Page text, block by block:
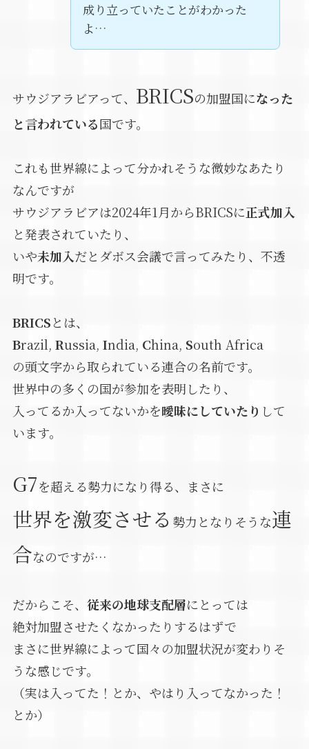
成り立っていたことがわかった
よ…
サウジアラビアって、 BRICSの加盟国になった
と言われている国です。
これも世界線によって分かれそうな微妙なあたり
なんですが
サウジアラビアは2024年1月からBRICSに正式加入
と発表されていたり、
いや未加入だとダボス会議で言ってみたり、不透
明です。
BRICSとは、
Brazil, Russia, India, China, South Africa
の頭文字から取られている連合の名前です。
世界中の多くの国が参加を表明したり、
入ってるか入ってないかを曖昧にしていたり して
います。
G7を超える勢力になり得る、まさに
世界を激変させる 勢力となりそうな連
合なのですが…
だからこそ、 従来の地球支配層にとっては
絶対加盟させたくなかったりするはずで
まさに世界線によって国々の加盟状況が変わりそ
うな感じです。
（実は入ってた！とか、やはり入ってなかった！
とか）